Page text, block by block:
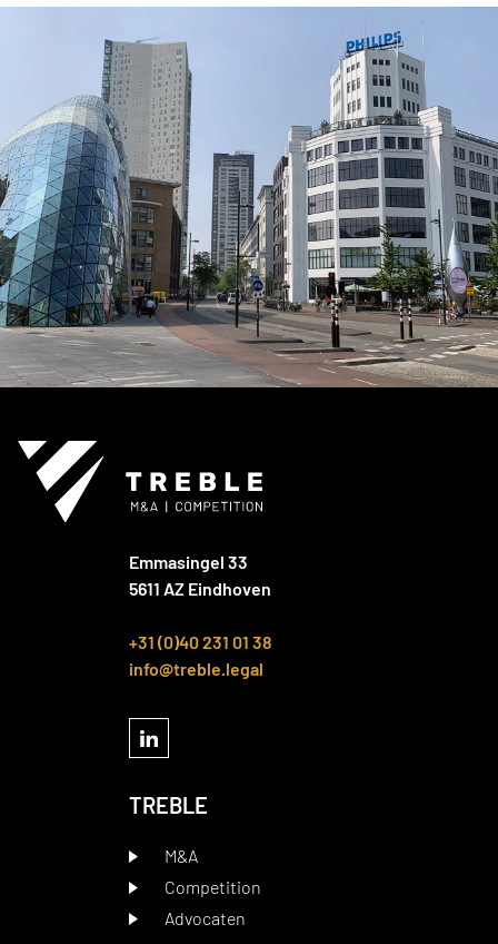
Emmasingel 33
5611 AZ Eindhoven
+31 (0)40 231 01 38
info@treble.legal
TREBLE
M&A
Competition
Advocaten